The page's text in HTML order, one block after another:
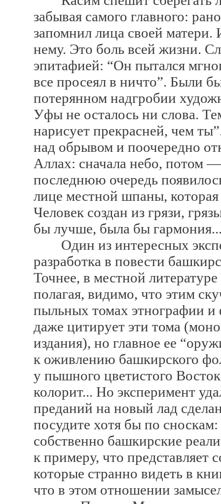
забывая самого главного:
запомнил лица своей матери.
нему. Это боль всей жизни.
эпитафией: “Он пытался
все просеял в ничто”. Были
потерянном надгробии
Уфы не осталось ни слова.
нарисует прекрасней, чем
над обрывом и поочередно
Аллах: сначала небо, потом
последнюю очередь
лице местной шпаны,
Человек создан из грязи,
бы лучше, была бы
Один из интересных
разработка в повести
Точнее, в местной
полагая, видимо, что этим
пыльных томах этнографии и
даже цитирует эти тома
издания), но главное ее
к оживлению башкирского
у пышного цветистого
колорит... Но эксперимент
преданий на новый лад
посудите хотя бы по
собственно башкирские
к примеру, что представляет
которые странно видеть в
что в этом отношении